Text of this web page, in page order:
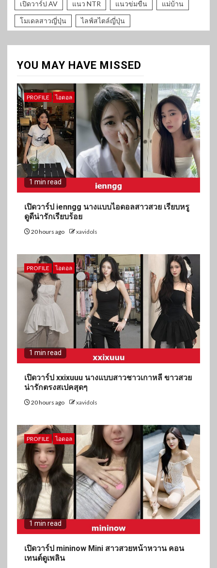
เปิดวาร์ป AV แนว NTR แนวข่มขืน แม่บ้าน
โมเดลสาวญี่ปุ่น ไลฟ์สไตล์ญี่ปุ่น
YOU MAY HAVE MISSED
PROFILE ไอดอล
1 min read
เปิดวาร์ป ienngg นางแบบไอดอลสาวสวย เรียบหรู
ดูดีน่ารักเรียบร้อย
20 hours ago xavidols
PROFILE ไอดอล
1 min read
เปิดวาร์ป xxixuuu นางแบบสาวชาวเกาหลี ขาวสวย
น่ารักตรงสเปคสุดๆ
20 hours ago xavidols
PROFILE ไอดอล
1 min read
เปิดวาร์ป mininow Mini สาวสวยหน้าหวาน คอน
เทนต์ดูเพลิน